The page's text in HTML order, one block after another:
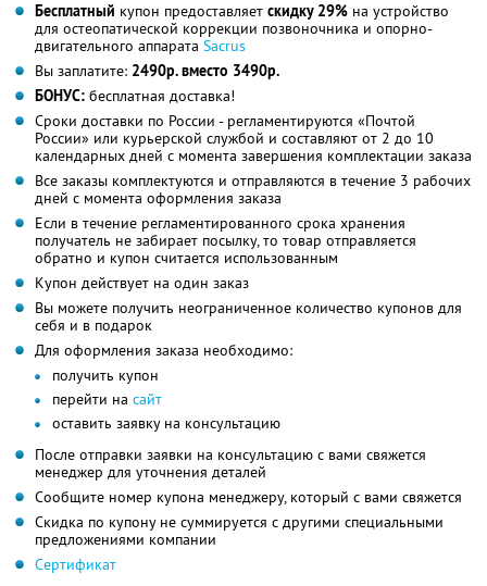
Бесплатный купон предоставляет скидку 29% на устройство
для остеопатической коррекции позвоночника и опорно-
двигательного аппарата Sacrus
Вы заплатите: 2490р. вместо 3490р.
БОНУС: бесплатная доставка!
Сроки доставки по России - регламентируются «Почтой
России» или курьерской службой и составляют от 2 до 10
календарных дней с момента завершения комплектации заказа
Все заказы комплектуются и отправляются в течение 3 рабочих
дней с момента оформления заказа
Если в течение регламентированного срока хранения
получатель не забирает посылку, то товар отправляется
обратно и купон считается использованным
Купон действует на один заказ
Вы можете получить неограниченное количество купонов для
себя и в подарок
Для оформления заказа необходимо:
получить купон
перейти на сайт
оставить заявку на консультацию
После отправки заявки на консультацию с вами свяжется
менеджер для уточнения деталей
Сообщите номер купона менеджеру, который с вами свяжется
Скидка по купону не суммируется с другими специальными
предложениями компании
Сертификат